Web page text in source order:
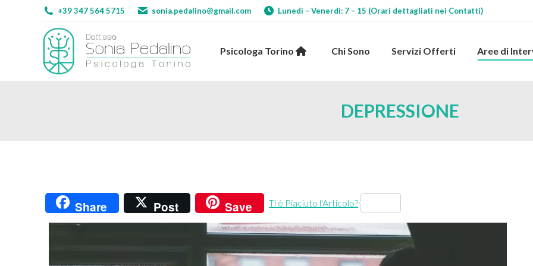
+39 347 564 5715 sonia.pedalino@gmail.com Lunedì – Venerdì: 7 – 15 (Orari dettagliati nei Contatti)
Psicologa Torino Chi Sono Servizi Offerti Aree di
DEPRESSIONE
Share Post Save Ti è Piaciuto l'Articolo?
Psicologa Torino Chi Sono Servizi Offerti Aree di